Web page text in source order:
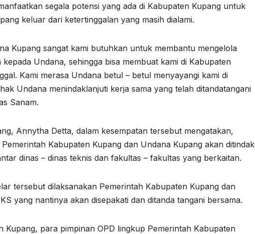
segala potensi yang ada di Kabupaten Kupang untuk
keluar dari ketertinggalan yang masih dialami.
Kupang sangat kami butuhkan untuk membantu mengelola
Undana, sehingga bisa membuat kami di Kabupaten
Kami merasa Undana betul – betul menyayangi kami di
Undana menindaklanjuti kerja sama yang telah ditandatangani
Sanam.
Annytha Detta, dalam kesempatan tersebut mengatakan,
Kabupaten Kupang dan Undana Kupang akan ditindak
dinas – dinas teknis dan fakultas – fakultas yang berkaitan.
tersebut dilaksanakan Pemerintah Kabupaten Kupang dan
yang nantinya akan disepakati dan ditanda tangani bersama.
Kupang, para pimpinan OPD lingkup Pemerintah Kabupaten